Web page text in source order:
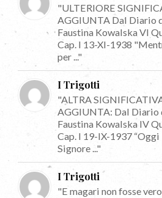
"ULTERIORE
AGGIUNTA Dal Diario
Faustina Kowalska VI
Cap. I 13-XI-1938
per ..."
I Trigotti
"ALTRA
AGGIUNTA: Dal Diario
Faustina Kowalska IV
Cap. I 19-IX-1937 “Oggi
Signore ..."
I Trigotti
"E magari non fosse